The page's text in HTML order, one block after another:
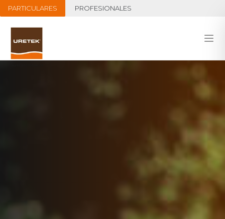
PARTICULARES PROFESIONALES